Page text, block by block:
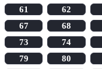
61
62
67
68
73
74
79
80